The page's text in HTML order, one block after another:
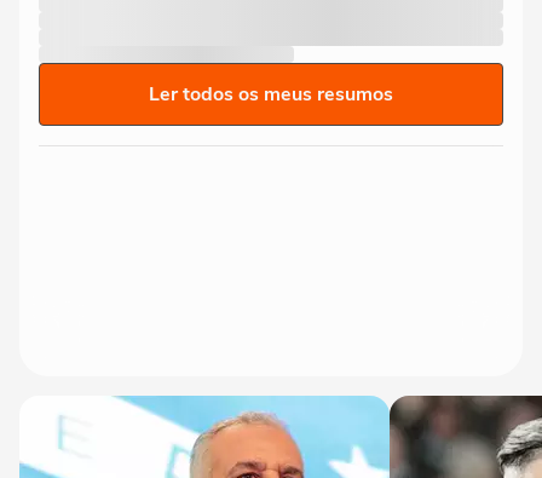
Ler todos os meus resumos